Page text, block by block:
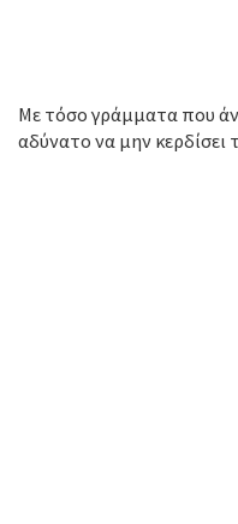
Με τόσο γράμματα που
αδύνατο να μην κερδίσει